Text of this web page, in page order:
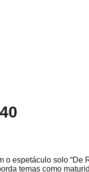
espetáculo solo
temas como